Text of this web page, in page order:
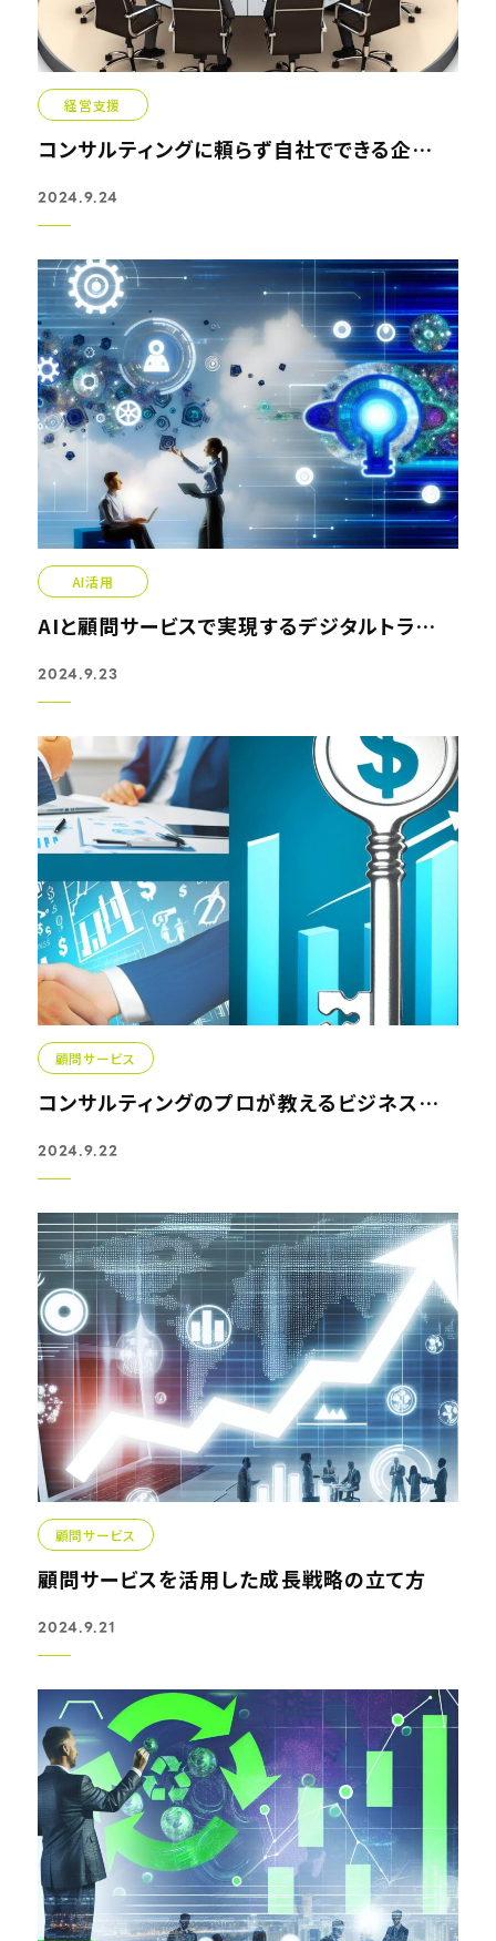
経営支援
コンサルティングに頼らず自社でできる企業戦略
2024.9.24
AI活用
AIと顧問サービスで実現するデジタルトランスフォーメーション
2024.9.23
顧問サービス
コンサルティングのプロが教えるビジネス成功の鍵
2024.9.22
顧問サービス
顧問サービスを活用した成長戦略の立て方
2024.9.21